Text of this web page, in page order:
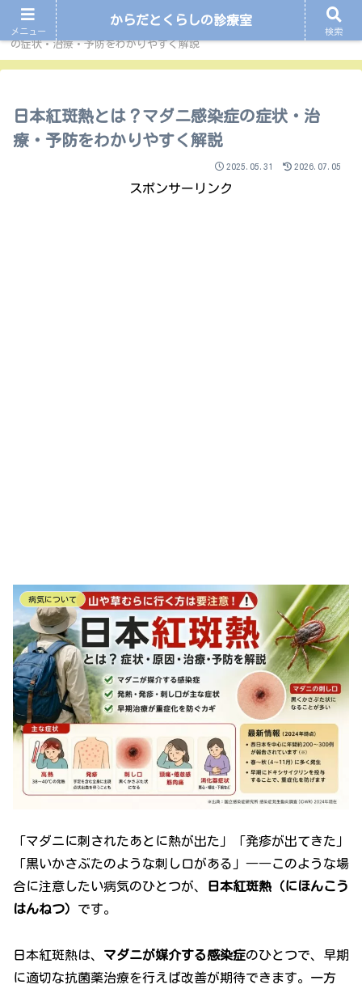
ホーム 病気について
日本紅斑熱とは？マダニ感染症
の症状・治療・予防をわかりやすく解説
日本紅斑熱とは？マダニ感染症の症状・治
療・予防をわかりやすく解説
2025.05.31 2026.07.05
スポンサーリンク
病気について
「マダニに刺されたあとに熱が出た」「発疹が出てきた」
「黒いかさぶたのような刺し口がある」――このような場
合に注意したい病気のひとつが、
日本紅斑熱（にほんこう
はんねつ） です。
日本紅斑熱は、 マダニが媒介する感染症のひとつで、早期
に適切な抗菌薬治療を行えば改善が期待できます。一方
メニュー
からだとくらしの診療室
検索